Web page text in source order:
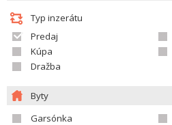
Typ inzerátu
Predaj
Kúpa
Dražba
Byty
Garsónka